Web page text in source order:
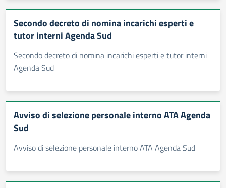
Secondo decreto di nomina incarichi esperti e
tutor interni Agenda Sud
Secondo decreto di nomina incarichi esperti e tutor interni
Agenda Sud
Avviso di selezione personale interno ATA Agenda
Sud
Avviso di selezione personale interno ATA Agenda Sud